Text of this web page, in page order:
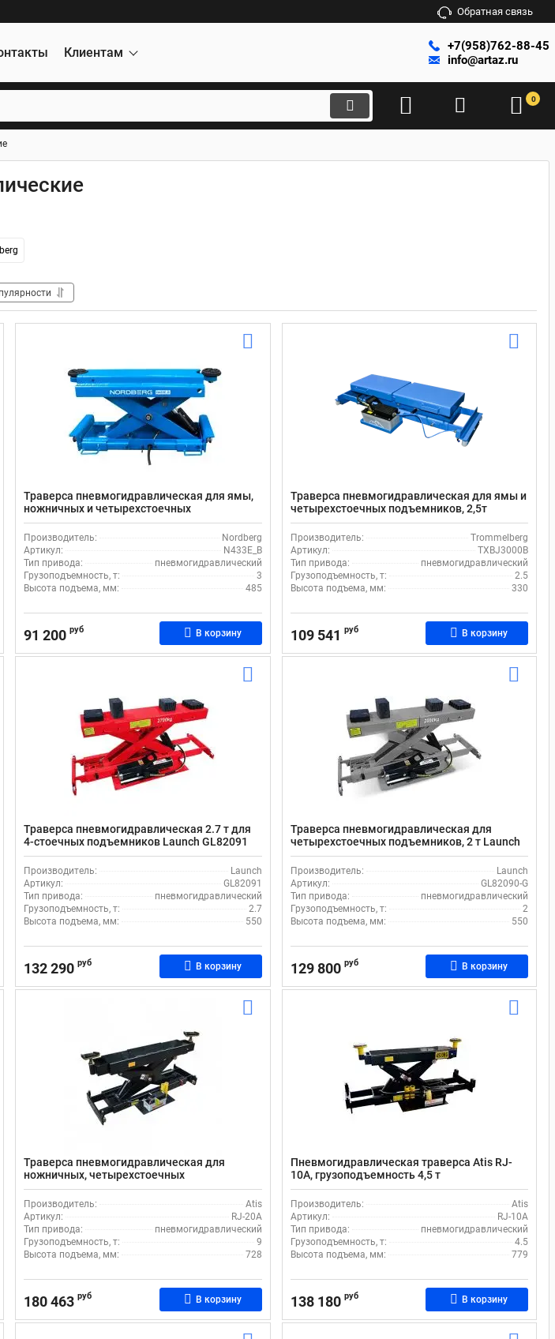
Обратная связь
Клиентам
+7(958)762-88-45
info@artaz.ru
0
Траверса пневмогидравлическая для ямы,
ножничных и четырехстоечных
подъемников, 3т NORDBERG N433E_B
Производитель:
Nordberg
Артикул:
N433E_B
Тип привода:
пневмогидравлический
Грузоподъемность, т:
3
Высота подъема, мм:
485
91 200 руб В корзину
Траверса пневмогидравлическая для ямы и
четырехстоечных подъемников, 2,5т
Trommelberg TXBJ3000B
Производитель:
Trommelberg
Артикул:
TXBJ3000B
Тип привода:
пневмогидравлический
Грузоподъемность, т:
2.5
Высота подъема, мм:
330
109 541 руб В корзину
Траверса пневмогидравлическая 2.7 т для
4-стоечных подъемников Launch GL82091
Производитель:
Launch
Артикул:
GL82091
Тип привода:
пневмогидравлический
Грузоподъемность, т:
2.7
Высота подъема, мм:
550
132 290 руб В корзину
Траверса пневмогидравлическая для
четырехстоечных подъемников, 2 т Launch
GL82090-G
Производитель:
Launch
Артикул:
GL82090-G
Тип привода:
пневмогидравлический
Грузоподъемность, т:
2
Высота подъема, мм:
550
129 800 руб В корзину
Траверса пневмогидравлическая для
ножничных, четырехстоечных
подъемников, 9 т Atis RJ-20A
Производитель:
Atis
Артикул:
RJ-20A
Тип привода:
пневмогидравлический
Грузоподъемность, т:
9
Высота подъема, мм:
728
180 463 руб В корзину
Пневмогидравлическая траверса Atis RJ-
10A, грузоподъемность 4,5 т
Производитель:
Atis
Артикул:
RJ-10A
Тип привода:
пневмогидравлический
Грузоподъемность, т:
4.5
Высота подъема, мм:
779
138 180 руб В корзину